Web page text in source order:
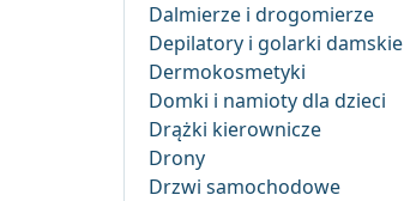
Dalmierze i drogomierze
Depilatory i golarki damskie
Dermokosmetyki
Domki i namioty dla dzieci
Drążki kierownicze
Drony
Drzwi samochodowe